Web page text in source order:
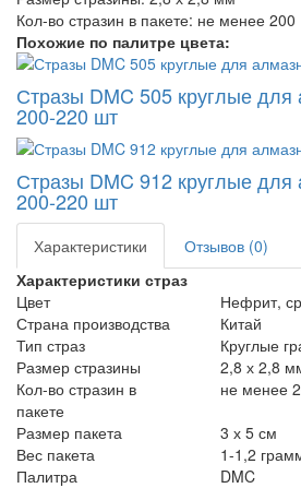
Кол-во стразин в пакете: не менее 200
Похожие по палитре цвета:
Стразы DMC 505 круглые для
200-220 шт
Стразы DMC 912 круглые для
200-220 шт
Характеристики
Отзывов (0)
Характеристики страз
Цвет
Нефрит,
Страна производства
Китай
Тип страз
Круглые
Размер стразины
2,8 х 2,8
Кол-во стразин в
пакете
не менее
Размер пакета
3 х 5 см
Вес пакета
1-1,2
Палитра
DMC